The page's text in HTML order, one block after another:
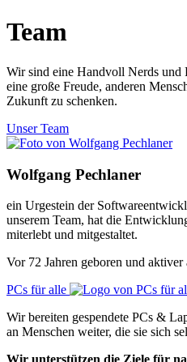
Team
Wir sind eine Handvoll Nerds und
eine große Freude, anderen
Zukunft zu schenken.
Unser Team
Wolfgang Pechlaner
ein Urgestein der
unserem Team, hat die
miterlebt und mitgestaltet.
Vor 72 Jahren geboren und
PCs für alle
Wir bereiten gespendete PCs &
an Menschen weiter, die sie sich